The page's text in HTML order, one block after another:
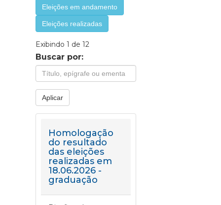
Eleições em andamento
Eleições realizadas
Exibindo 1 de 12
Buscar por:
Aplicar
Homologação
do resultado
das eleições
realizadas em
18.06.2026 -
graduação